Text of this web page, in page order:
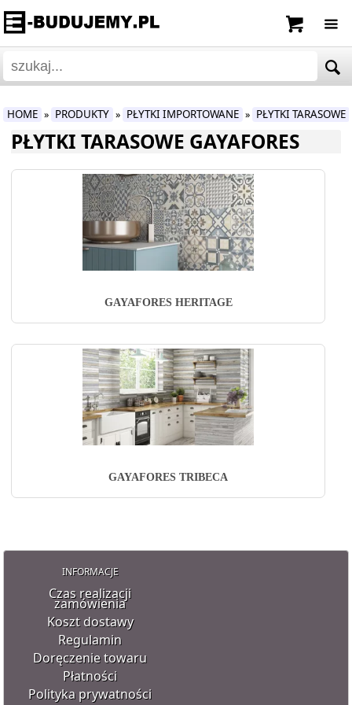
HOME » PRODUKTY » PŁYTKI IMPORTOWANE » PŁYTKI TARASOWE
PŁYTKI TARASOWE GAYAFORES
GAYAFORES HERITAGE
GAYAFORES TRIBECA
INFORMACJE
Czas realizacji
zamówienia
Koszt dostawy
Regulamin
Doręczenie towaru
Płatności
Polityka prywatności